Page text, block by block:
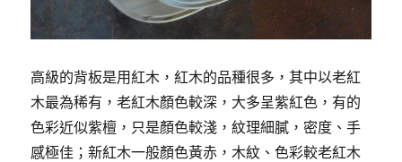
高級的背板是用紅木，紅木的品種很多，其中以老紅
木最為稀有，老紅木顏色較深，大多呈紫紅色，有的
色彩近似紫檀，只是顏色較淺，紋理細膩，密度、手
感極佳；新紅木一般顏色黃赤，木紋、色彩較老紅木